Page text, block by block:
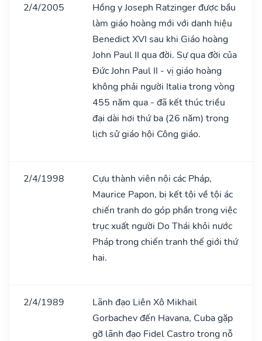
2/4/2005
Hồng y Joseph Ratzinger được bầu
làm giáo hoàng mới với danh hiệu
Benedict XVI sau khi Giáo hoàng
John Paul II qua đời. Sự qua đời của
Đức John Paul II - vị giáo hoàng
không phải người Italia trong vòng
455 năm qua - đã kết thúc triều
đại dài hơi thứ ba (26 năm) trong
lịch sử giáo hội Công giáo.
2/4/1998
Cựu thành viên nội các Pháp,
Maurice Papon, bị kết tội về tội ác
chiến tranh do góp phần trong việc
trục xuất người Do Thái khỏi nước
Pháp trong chiến tranh thế giới thứ
hai.
2/4/1989
Lãnh đạo Liên Xô Mikhail
Gorbachev đến Havana, Cuba gặp
gỡ lãnh đạo Fidel Castro trong nỗ